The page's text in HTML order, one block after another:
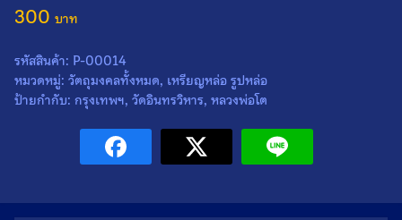
300
รหัสสินค้า: P-00014
หมวดหมู่: วัตถุมงคลทั้งหมด, เหรียญหล่อ รูปหล่อ
ป้ายกำกับ: กรุงเทพฯ, วัดอินทรวิหาร, หลวงพ่อโต